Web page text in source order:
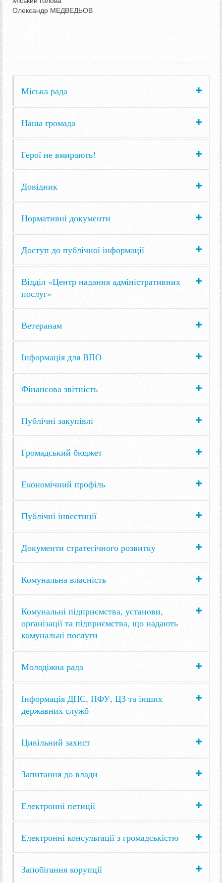
Олександр МЕДВЕДЬОВ
Міська рада
Наша громада
Герої не вмирають!
Довідник
Нормативні документи
Доступ до публічної інформації
Відділ «Центр надання адміністративних
послуг»
Ветеранам
Інформація для ВПО
Фінансова звітність
Публічні закупівлі
Громадський бюджет
Економічний профіль
Публічні інвестиції
Документи стратегічного розвитку
Комунальна власність
Комунальні підприємства, установи,
організації та підприємства, що надають
комунальні послуги
Молодіжна рада
Інформація ДПС, ПФУ, ЦЗ та інших
державних служб
Цивільний захист
Запитання до влади
Електронні петиції
Електронні консультації з громадськістю
Запобігання корупції